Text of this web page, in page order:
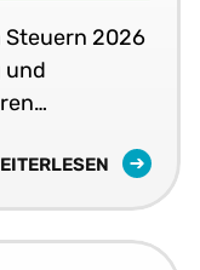
Steuern 2026
und